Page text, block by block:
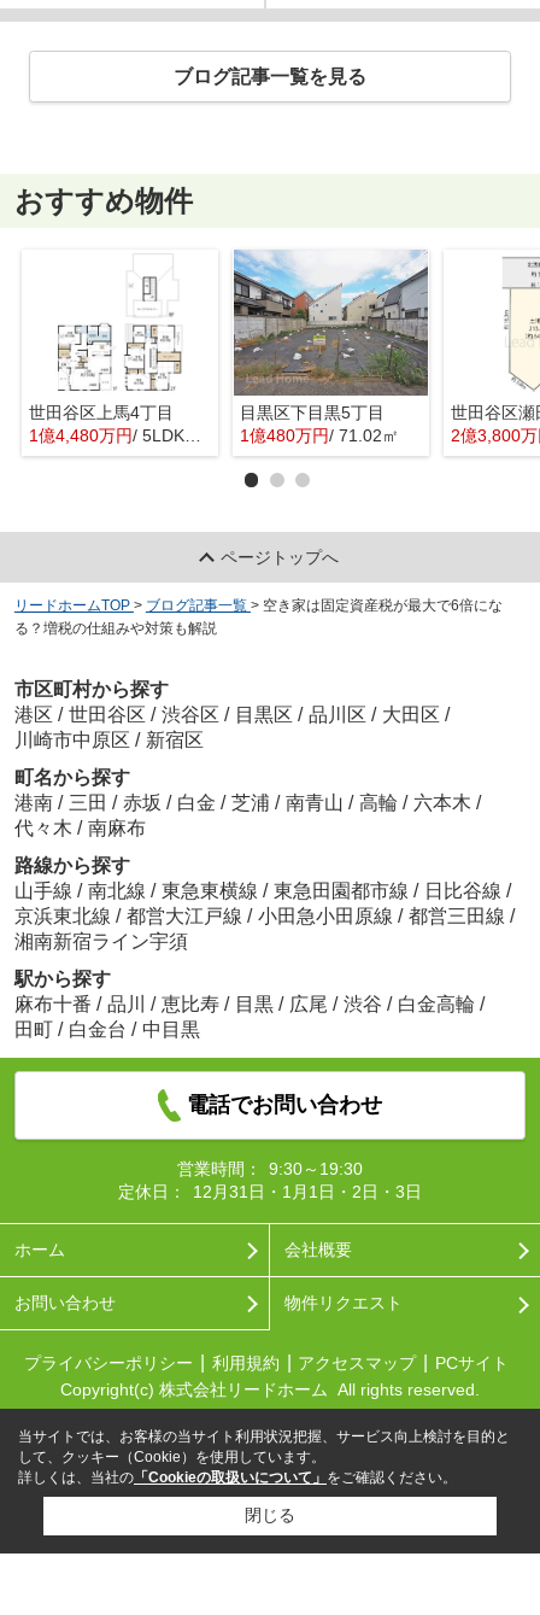
ブログ記事一覧を見る
おすすめ物件
世田谷区上馬4丁目
1億4,480万円/ 5LDK＋1S(納戸)
目黒区下目黒5丁目
1億480万円/ 71.02㎡
世田谷区瀬
2億3,800
ページトップへ
リードホームTOP > ブログ記事一覧 > 空き家は固定資産税が最大で6倍にな
る？増税の仕組みや対策も解説
市区町村から探す
港区 / 世田谷区 / 渋谷区 / 目黒区 / 品川区 / 大田区 /
川崎市中原区 / 新宿区
町名から探す
港南 / 三田 / 赤坂 / 白金 / 芝浦 / 南青山 / 高輪 / 六本木 /
代々木 / 南麻布
路線から探す
山手線 / 南北線 / 東急東横線 / 東急田園都市線 / 日比谷線 /
京浜東北線 / 都営大江戸線 / 小田急小田原線 / 都営三田線 /
湘南新宿ライン宇須
駅から探す
麻布十番 / 品川 / 恵比寿 / 目黒 / 広尾 / 渋谷 / 白金高輪 /
田町 / 白金台 / 中目黒
電話でお問い合わせ
営業時間：
9:30～19:30
定休日：
12月31日・1月1日・2日・3日
ホーム 会社概要
お問い合わせ 物件リクエスト
プライバシーポリシー 利用規約 アクセスマップ
PCサイト
Copyright(c) 株式会社リードホーム All rights reserved.
当サイトでは、お客様の当サイト利用状況把握、サービス向上検討を目的と
して、クッキー（Cookie）を使用しています。
詳しくは、当社の 「Cookieの取扱いについて」 をご確認ください。
閉じる